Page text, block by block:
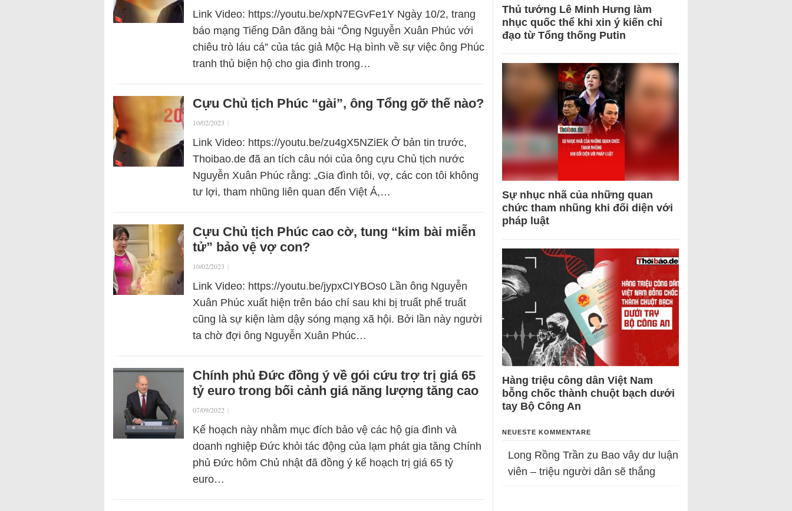
Link Video: https://youtu.be/xpN7EGvFe1Y Ngày 10/2, trang
báo mạng Tiếng Dân đăng bài “Ông Nguyễn Xuân Phúc với
chiêu trò láu cá” của tác giả Mộc Hạ bình về sự việc ông Phúc
tranh thủ biện hộ cho gia đình trong…
Cựu Chủ tịch Phúc “gài”, ông Tổng gỡ thế nào?
10/02/2023 |
Link Video: https://youtu.be/zu4gX5NZiEk Ở bản tin trước,
Thoibao.de đã an tích câu nói của ông cựu Chủ tịch nước
Nguyễn Xuân Phúc rằng: „Gia đình tôi, vợ, các con tôi không
tư lợi, tham nhũng liên quan đến Việt Á,…
Cựu Chủ tịch Phúc cao cờ, tung “kim bài miễn
tử” bảo vệ vợ con?
10/02/2023 |
Link Video: https://youtu.be/jypxCIYBOs0 Lần ông Nguyễn
Xuân Phúc xuất hiện trên báo chí sau khi bị truất phế truất
cũng là sự kiện làm dậy sóng mạng xã hội. Bởi lần này người
ta chờ đợi ông Nguyễn Xuân Phúc…
Chính phủ Đức đồng ý về gói cứu trợ trị giá 65
tỷ euro trong bối cảnh giá năng lượng tăng cao
07/09/2022 |
Kế hoạch này nhằm mục đích bảo vệ các hộ gia đình và
doanh nghiệp Đức khỏi tác động của lạm phát gia tăng Chính
phủ Đức hôm Chủ nhật đã đồng ý kế hoạch trị giá 65 tỷ
euro…
Thủ tướng Lê Minh Hưng làm
nhục quốc thể khi xin ý kiến chỉ
đạo từ Tổng thống Putin
Sự nhục nhã của những quan
chức tham nhũng khi đối diện với
pháp luật
Hàng triệu công dân Việt Nam
bỗng chốc thành chuột bạch dưới
tay Bộ Công An
NEUESTE KOMMENTARE
Long Rồng Trần zu Bao vây dư luận
viên – triệu người dân sẽ thắng